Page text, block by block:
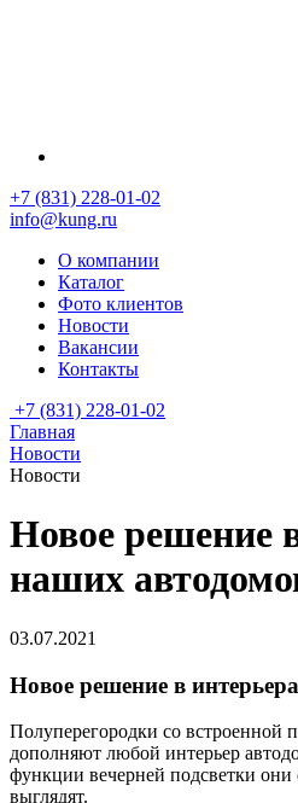
+7 (831) 228-01-02
info@kung.ru
О компании
Каталог
Фото клиентов
Новости
Вакансии
Контакты
+7 (831) 228-01-02
Главная
Новости
Новости
Новое решение
наших
03.07.2021
Новое решение в
Полуперегородки со встроенной
дополняют любой интерьер
функции вечерней подсветки они
выглядят.